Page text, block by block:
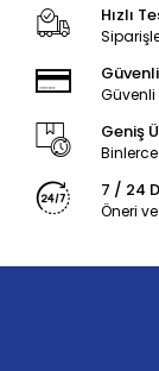
Hızlı
Geniş
7 / 24
Öneri